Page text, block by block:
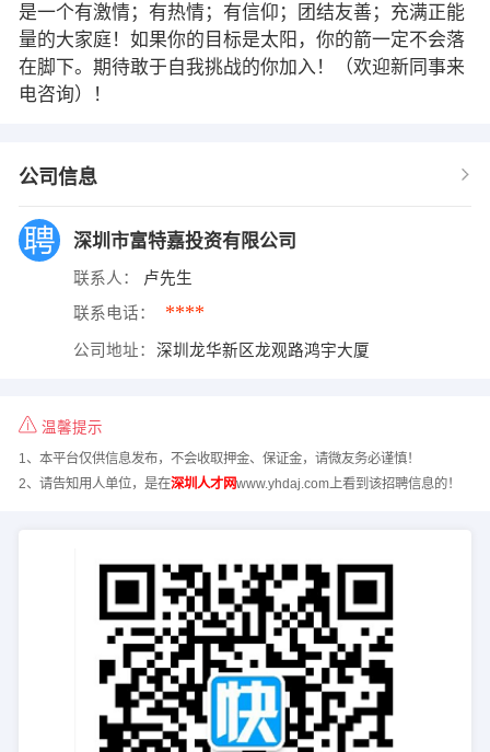
是一个有激情；有热情；有信仰；团结友善；充满正能
量的大家庭！如果你的目标是太阳，你的箭一定不会落
在脚下。期待敢于自我挑战的你加入！（欢迎新同事来
电咨询）！
公司信息
深圳市富特嘉投资有限公司
联系人： 卢先生
联系电话： ****
公司地址： 深圳龙华新区龙观路鸿宇大厦
温馨提示
1、本平台仅供信息发布，不会收取押金、保证金，请微友务必谨慎！
2、请告知用人单位，是在深圳人才网www.yhdaj.com上看到该招聘信息的！